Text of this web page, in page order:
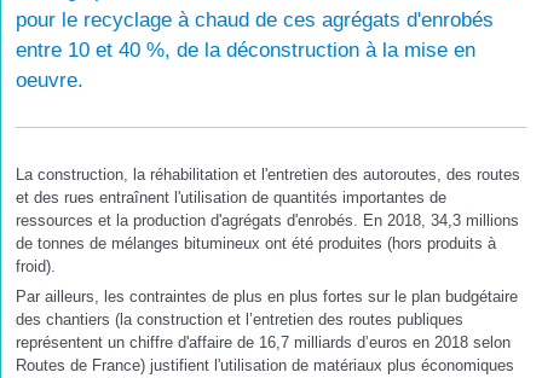
pour le recyclage à chaud de ces agrégats d'enrobés
entre 10 et 40 %, de la déconstruction à la mise en
oeuvre.
La construction, la réhabilitation et l'entretien des autoroutes, des routes
et des rues entraînent l'utilisation de quantités importantes de
ressources et la production d'agrégats d'enrobés. En 2018, 34,3 millions
de tonnes de mélanges bitumineux ont été produites (hors produits à
froid).
Par ailleurs, les contraintes de plus en plus fortes sur le plan budgétaire
des chantiers (la construction et l’entretien des routes publiques
représentent un chiffre d'affaire de 16,7 milliards d’euros en 2018 selon
Routes de France) justifient l'utilisation de matériaux plus économiques